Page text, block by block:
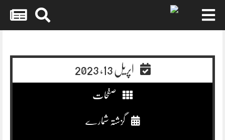
اپریل 13, 2023
صفحات
گزشتہ شمارے